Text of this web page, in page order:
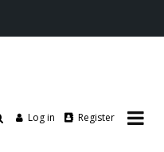
Log in Register